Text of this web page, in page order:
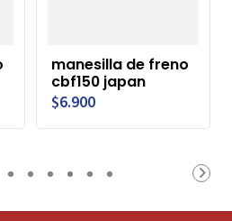
manesilla de freno
cbf150 japan
$6.900